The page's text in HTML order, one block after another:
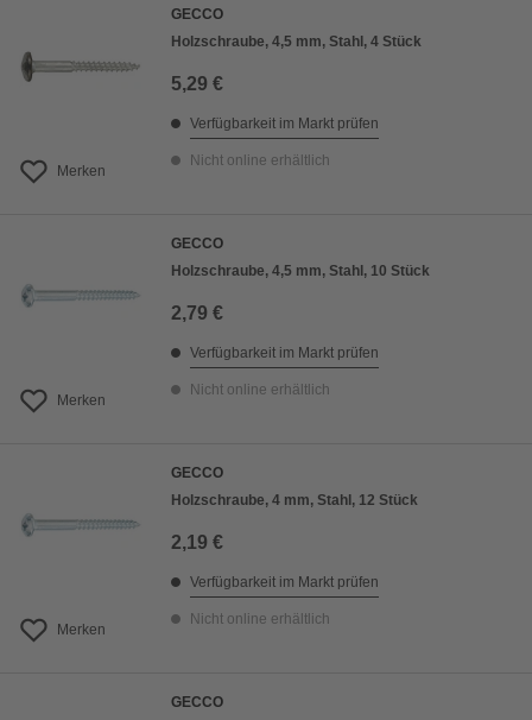
Merken
GECCO
Holzschraube, 4,5 mm, Stahl, 4 Stück
5,29 €
Verfügbarkeit im Markt prüfen
Nicht online erhältlich
Merken
GECCO
Holzschraube, 4,5 mm, Stahl, 10 Stück
2,79 €
Verfügbarkeit im Markt prüfen
Nicht online erhältlich
Merken
GECCO
Holzschraube, 4 mm, Stahl, 12 Stück
2,19 €
Verfügbarkeit im Markt prüfen
Nicht online erhältlich
GECCO